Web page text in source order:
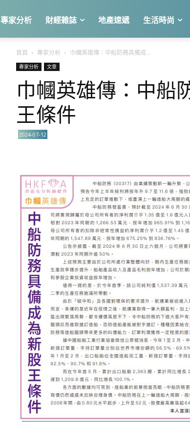
專家分析 財經雜誌 地產速遞 生活時尚
首頁 專家分析 巾幗英雄傳：中船防務具備成...
專家分析 文章
巾幗英雄傳：中船
王條件
2024-07-12